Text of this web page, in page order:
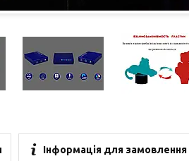
Інформація для замовлення